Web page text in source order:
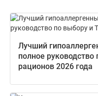
Лучший
полное
рационов 2026 года